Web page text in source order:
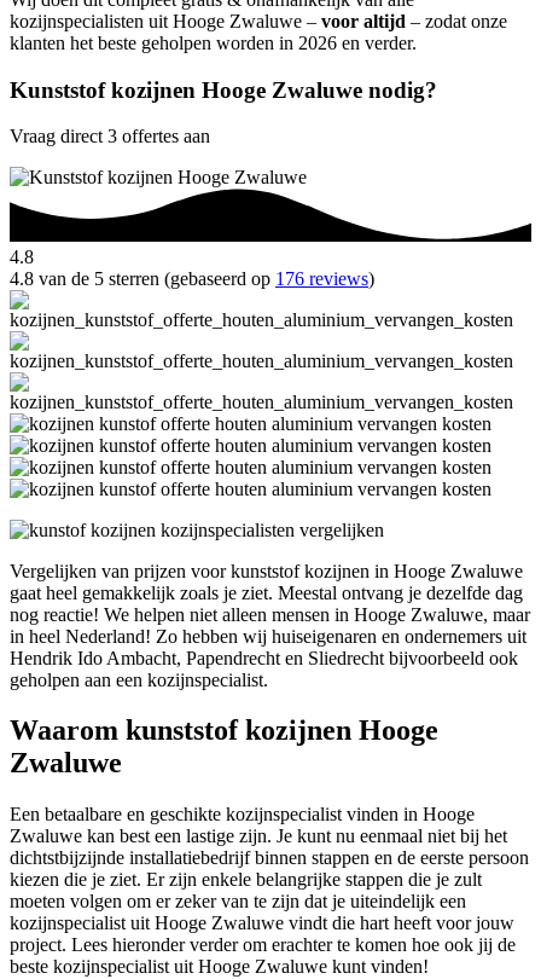
kozijnspecialisten uit Hooge Zwaluwe – voor altijd – zodat onze
klanten het beste geholpen worden in 2026 en verder.
Kunststof kozijnen Hooge Zwaluwe nodig?
Vraag direct 3 offertes aan
4.8
4.8 van de 5 sterren (gebaseerd op 176 reviews)
Vergelijken van prijzen voor kunststof kozijnen in Hooge Zwaluwe
gaat heel gemakkelijk zoals je ziet. Meestal ontvang je dezelfde dag
nog reactie! We helpen niet alleen mensen in Hooge Zwaluwe, maar
in heel Nederland! Zo hebben wij huiseigenaren en ondernemers uit
Hendrik Ido Ambacht, Papendrecht en Sliedrecht bijvoorbeeld ook
geholpen aan een kozijnspecialist.
Waarom kunststof kozijnen Hooge
Zwaluwe
Een betaalbare en geschikte kozijnspecialist vinden in Hooge
Zwaluwe kan best een lastige zijn. Je kunt nu eenmaal niet bij het
dichtstbijzijnde installatiebedrijf binnen stappen en de eerste persoon
kiezen die je ziet. Er zijn enkele belangrijke stappen die je zult
moeten volgen om er zeker van te zijn dat je uiteindelijk een
kozijnspecialist uit Hooge Zwaluwe vindt die hart heeft voor jouw
project. Lees hieronder verder om erachter te komen hoe ook jij de
beste kozijnspecialist uit Hooge Zwaluwe kunt vinden!